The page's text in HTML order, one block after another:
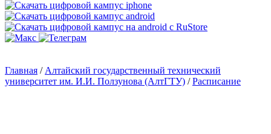
Главная / Алтайский государственный технический
университет им. И.И. Ползунова (АлтГТУ) /Расписание